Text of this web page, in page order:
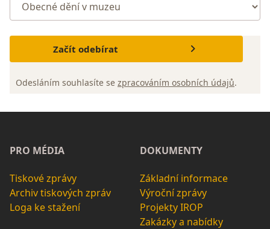
Začít odebírat
Odesláním souhlasíte se zpracováním osobních údajů.
PRO MÉDIA
Tiskové zprávy
Archiv tiskových zpráv
Loga ke stažení
DOKUMENTY
Základní informace
Výroční zprávy
Projekty IROP
Zakázky a nabídky